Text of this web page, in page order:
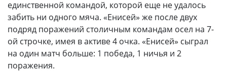
единственной командой, которой еще не удалось
забить ни одного мяча. «Енисей» же после двух
подряд поражений столичным командам осел на 7-
ой строчке, имея в активе 4 очка. «Енисей» сыграл
на один матч больше: 1 победа, 1 ничья и 2
поражения.